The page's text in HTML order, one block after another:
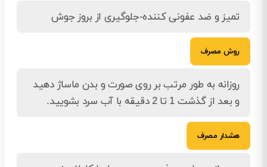
تمیز و ضد عفونی کننده-جلوگیری از بروز جوش
روش مصرف
روزانه به طور مرتب بر روی صورت و بدن ماساژ دهید
و بعد از گذشت 1 تا 2 دقیقه با آب سرد بشویید.
هشدار مصرف